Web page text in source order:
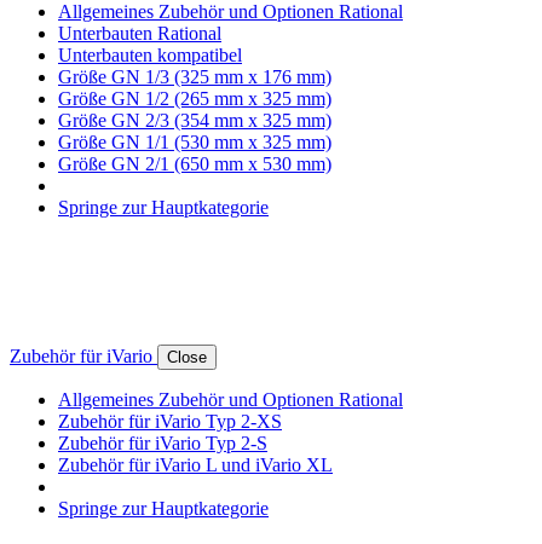
Allgemeines Zubehör und Optionen Rational
Unterbauten Rational
Unterbauten kompatibel
Größe GN 1/3 (325 mm x 176 mm)
Größe GN 1/2 (265 mm x 325 mm)
Größe GN 2/3 (354 mm x 325 mm)
Größe GN 1/1 (530 mm x 325 mm)
Größe GN 2/1 (650 mm x 530 mm)
Springe zur Hauptkategorie
Zubehör für iVario Close
Allgemeines Zubehör und Optionen Rational
Zubehör für iVario Typ 2-XS
Zubehör für iVario Typ 2-S
Zubehör für iVario L und iVario XL
Springe zur Hauptkategorie